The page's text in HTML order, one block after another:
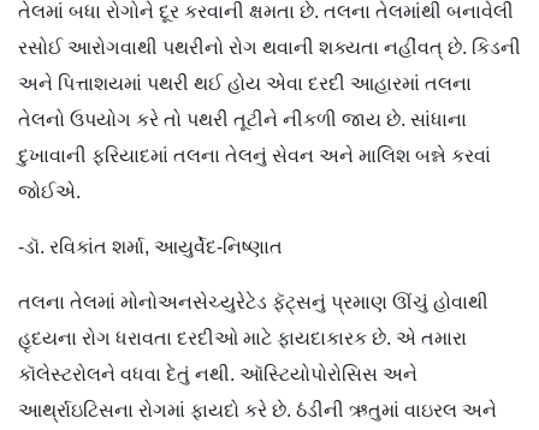
તેલમાં બધા રોગોને દૂર કરવાની ક્ષમતા છે. તલના તેલમાંથી બનાવેલી
રસોઈ આરોગવાથી પથરીનો રોગ થવાની શક્યતા નહીંવત્ છે. કિડની
અને પિત્તાશયમાં પથરી થઈ હોય એવા દરદી આહારમાં તલના
તેલનો ઉપયોગ કરે તો પથરી તૂટીને નીકળી જાય છે. સાંધાના
દુખાવાની ફરિયાદમાં તલના તેલનું સેવન અને માલિશ બન્ને કરવાં
જોઈએ.
-ડૉ. રવિકાંત શર્મા, આયુર્વેદ-નિષ્ણાત
તલના તેલમાં મોનોઅનસેચ્યુરેટેડ ફૅટ્સનું પ્રમાણ ઊંચું હોવાથી
હૃદયના રોગ ધરાવતા દરદીઓ માટે ફાયદાકારક છે. એ તમારા
કૉલેસ્ટરોલને વધવા દેતું નથી. ઑસ્ટિયોપોરોસિસ અને
આર્થ્રાઇટિસના રોગમાં ફાયદો કરે છે. ઠંડીની ઋતુમાં વાઇરલ અને